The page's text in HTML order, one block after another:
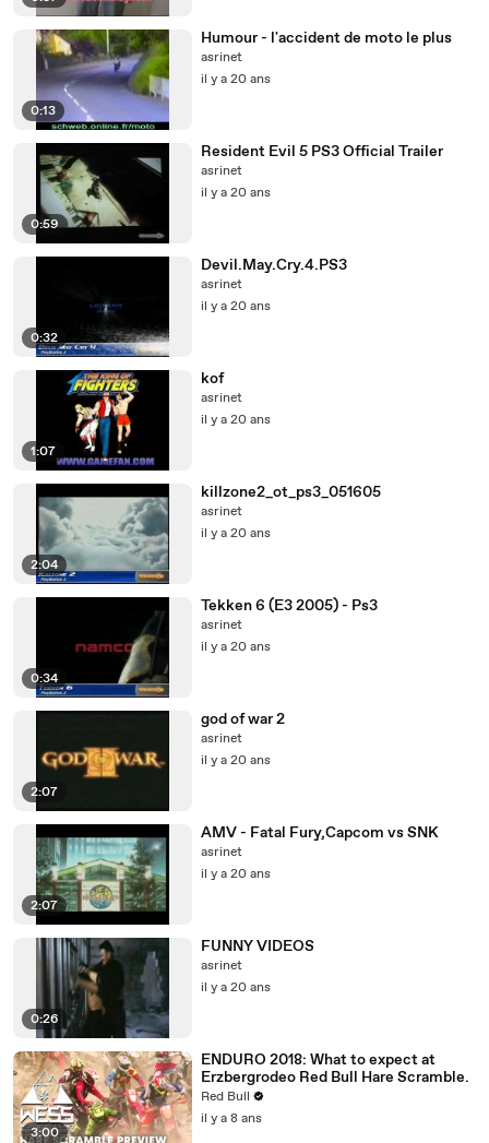
0:13
Humour - l'accident de moto le plus
asrinet
il y a 20 ans
0:59
Resident Evil 5 PS3 Official Trailer
asrinet
il y a 20 ans
0:32
Devil.May.Cry.4.PS3
asrinet
il y a 20 ans
1:07
kof
asrinet
il y a 20 ans
2:04
killzone2_ot_ps3_051605
asrinet
il y a 20 ans
0:34
Tekken 6 (E3 2005) - Ps3
asrinet
il y a 20 ans
2:07
god of war 2
asrinet
il y a 20 ans
2:07
AMV - Fatal Fury,Capcom vs SNK
asrinet
il y a 20 ans
0:26
FUNNY VIDEOS
asrinet
il y a 20 ans
3:00
ENDURO 2018: What to expect at
Erzbergrodeo Red Bull Hare Scramble.
Red Bull
il y a 8 ans